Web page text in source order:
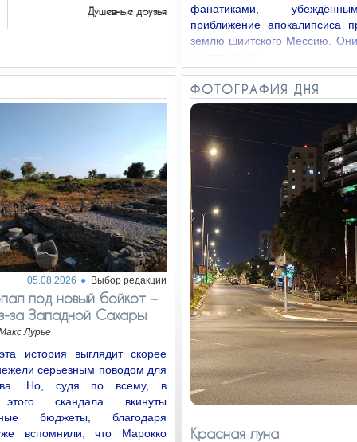
Душевные друзья
фанатиками,
приближение апокалипсиса
землю шиитского Мессию.
05.08.2026 Выбор редакции
под новый бойкот −
Западной Сахары
Лурье
история выглядит скорее
серьезным поводом для
Но, судя по всему, в
этого скандала вкинуты
бюджеты, благодаря
вспомнили, что Марокко
ФОТОГРАФИЯ ДНЯ
Красная луна